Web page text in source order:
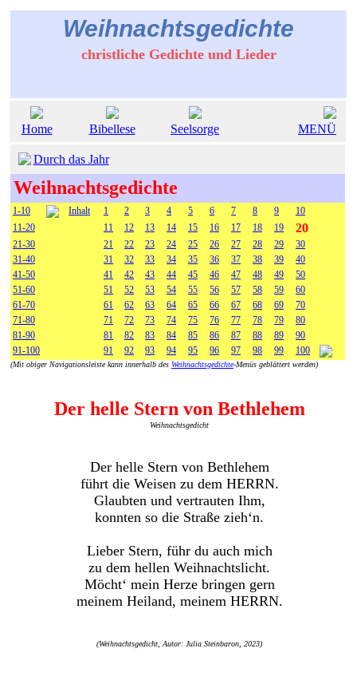
Weihnachtsgedichte
christliche Gedichte und Lieder
Home Bibellese Seelsorge MENÜ
Durch das Jahr
Weihnachtsgedichte
1-10 Inhalt 1 2 3 4 5 6 7 8 9
10
11-20
11 12 13 14 15 16 17 18 19 20
21-30 21 22 23 24 25 26 27 28 29
30
31-40
31 32 33 34 35 36 37 38 39
40
41-50
41 42 43 44 45 46 47 48 49
50
51-60
51 52 53 54 55 56 57 58 59
60
61-70
61 62 63 64 65 66 67 68 69
70
71-80
71 72 73 74 75 76 77 78 79
80
81-90
81 82 83 84 85 86 87 88 89
90
91-100
91 92 93 94 95 96 97 98 99 100
(Mit obiger Navigationsleiste kann innerhalb des Weihnachtsgedichte-Menüs geblättert werden)
Der helle Stern von Bethlehem
Weihnachtsgedicht
Der helle Stern von Bethlehem
führt die Weisen zu dem HERRN.
Glaubten und vertrauten Ihm,
konnten so die Straße zieh‘n.
Lieber Stern, führ du auch mich
zu dem hellen Weihnachtslicht.
Möcht‘ mein Herze bringen gern
meinem Heiland, meinem HERRN.
(Weihnachtsgedicht, Autor: Julia Steinbaron, 2023)